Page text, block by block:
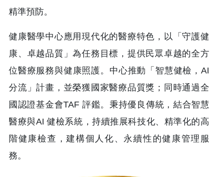
精準預防。
健康醫學中心應用現代化的醫療特色，以「守護健
康、卓越品質」為任務目標，提供民眾卓越的全方
位醫療服務與健康照護。中心推動「智慧健檢，AI
分流」計畫，並榮獲國家醫療品質獎；同時通過全
國認證基金會TAF 評鑑。秉持優良傳統，結合智慧
醫療與AI 健檢系統，持續推展科技化、精準化的高
階健康檢查，建構個人化、永續性的健康管理服
務。